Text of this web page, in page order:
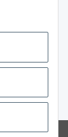
Laden